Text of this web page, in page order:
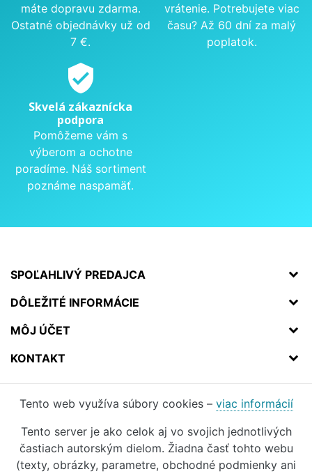
máte dopravu zdarma.
Ostatné objednávky už od
7 €.
vrátenie. Potrebujete viac
času? Až 60 dní za malý
poplatok.
verified_user
Skvelá zákaznícka
podpora
Pomôžeme vám s
výberom a ochotne
poradíme. Náš sortiment
poznáme naspamäť.
SPOĽAHLIVÝ PREDAJCA
DÔLEŽITÉ INFORMÁCIE
MÔJ ÚČET
KONTAKT
Tento web využíva súbory cookies – viac informácií
Tento server je ako celok aj vo svojich jednotlivých
častiach autorským dielom. Žiadna časť tohto webu
(texty, obrázky, parametre, obchodné podmienky ani